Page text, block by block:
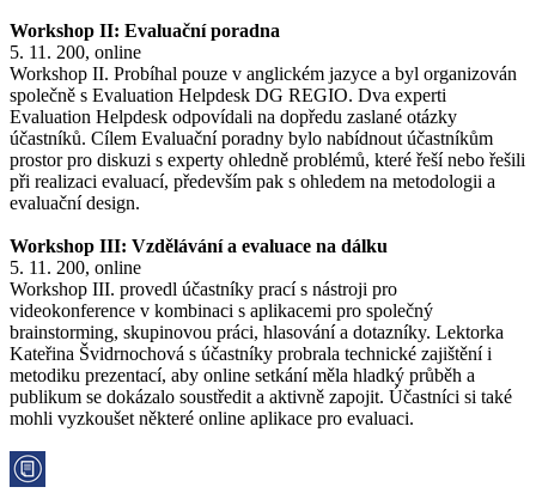
Workshop II: Evaluační poradna
5. 11. 200, online
Workshop II. Probíhal pouze v anglickém jazyce a byl organizován
společně s Evaluation Helpdesk DG REGIO. Dva experti
Evaluation Helpdesk odpovídali na dopředu zaslané otázky
účastníků. Cílem Evaluační poradny bylo nabídnout účastníkům
prostor pro diskuzi s experty ohledně problémů, které řeší nebo řešili
při realizaci evaluací, především pak s ohledem na metodologii a
evaluační design.
Workshop III: Vzdělávání a evaluace na dálku
5. 11. 200, online
Workshop III. provedl účastníky prací s nástroji pro
videokonference v kombinaci s aplikacemi pro společný
brainstorming, skupinovou práci, hlasování a dotazníky. Lektorka
Kateřina Švidrnochová s účastníky probrala technické zajištění i
metodiku prezentací, aby online setkání měla hladký průběh a
publikum se dokázalo soustředit a aktivně zapojit. Účastníci si také
mohli vyzkoušet některé online aplikace pro evaluaci.